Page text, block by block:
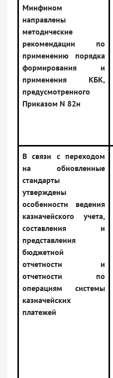
Минфином
направлены
методические
рекомендации по
применению порядка
формирования и
применения КБК,
предусмотренного
Приказом N 82н
В связи с переходом
на обновленные
стандарты
утверждены
особенности ведения
казначейского учета,
составления и
представления
бюджетной
отчетности и
отчетности по
операциям системы
казначейских
платежей